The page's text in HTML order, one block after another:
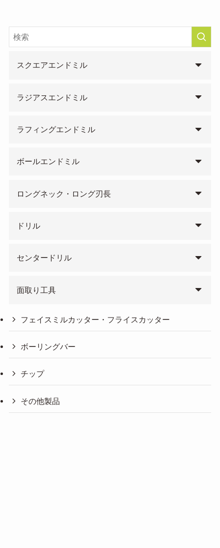
スクエアエンドミル
ラジアスエンドミル
ラフィングエンドミル
ボールエンドミル
ロングネック・ロング刃長
ドリル
センタードリル
面取り工具
フェイスミルカッター・フライスカッター
ボーリングバー
チップ
その他製品